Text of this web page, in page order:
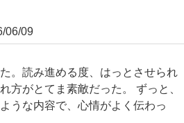
06/09
。読み進める度、はっとさせられ
方がとてま素敵だった。 ずっと、
うな内容で、心情がよく伝わっ